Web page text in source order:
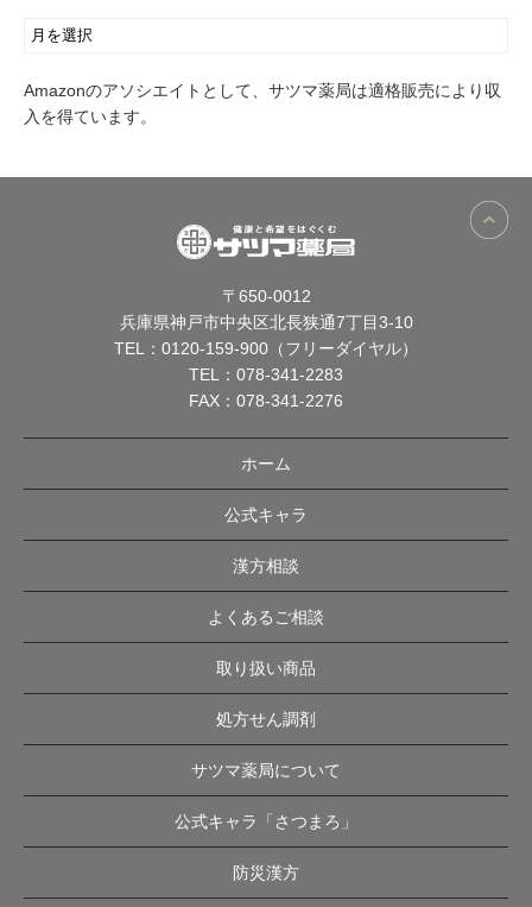
Amazonのアソシエイトとして、サツマ薬局は適格販売により収
入を得ています。
〒650-0012
兵庫県神戸市中央区北長狭通7丁目3-10
TEL： 0120-159-900（フリーダイヤル）
TEL： 078-341-2283
FAX：078-341-2276
ホーム
公式キャラ
漢方相談
よくあるご相談
取り扱い商品
処方せん調剤
サツマ薬局について
公式キャラ「さつまろ」
防災漢方